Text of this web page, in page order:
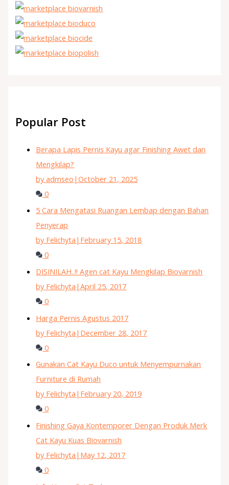
Popular Post
Berapa Lapis Pernis Kayu agar Finishing Awet dan
Mengkilap?
by admseo |October 21, 2025
0
5 Cara Mengatasi Ruangan Lembap dengan Bahan
Penyerap
by Felichyta | February 15, 2018
0
DISINILAH..!! Agen cat Kayu Mengkilap Biovarnish
by Felichyta |April 25, 2017
0
Harga Pernis Agustus 2017
by Felichyta | December 28, 2017
0
Gunakan Cat Kayu Duco untuk Menyempurnakan
Furniture di Rumah
by Felichyta | February 20, 2019
0
Finishing Gaya Kontemporer Dengan Produk Merk
Cat Kayu Kuas Biovarnish
by Felichyta | May 12, 2017
0